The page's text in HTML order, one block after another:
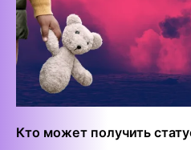
Кто может получить